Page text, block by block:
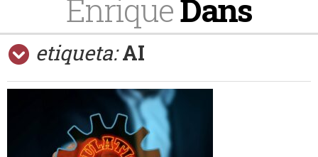
EnriqueDans
etiqueta: AI